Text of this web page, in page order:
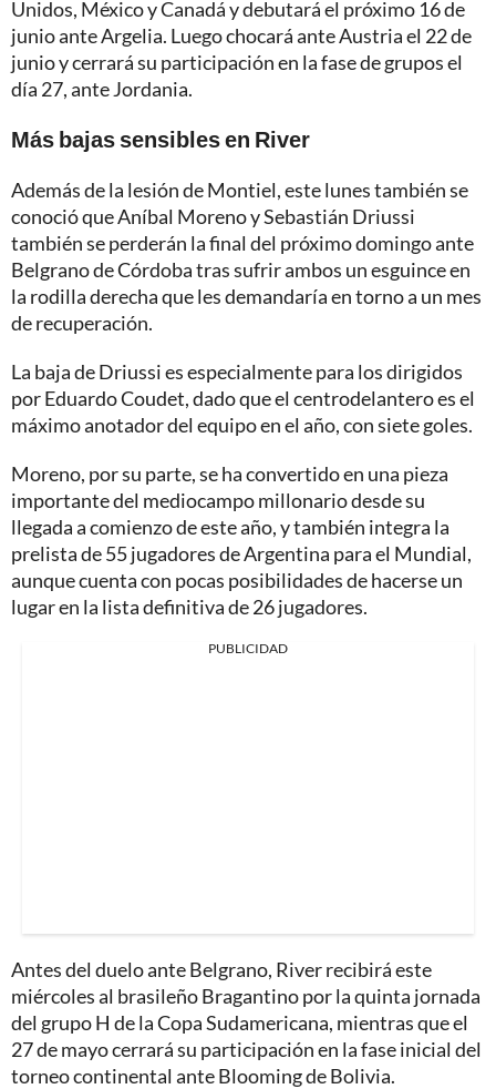
Unidos, México y Canadá y debutará el próximo 16 de
junio ante Argelia. Luego chocará ante Austria el 22 de
junio y cerrará su participación en la fase de grupos el
día 27, ante Jordania.
Más bajas sensibles en River
Además de la lesión de Montiel, este lunes también se
conoció que Aníbal Moreno y Sebastián Driussi
también se perderán la final del próximo domingo ante
Belgrano de Córdoba tras sufrir ambos un esguince en
la rodilla derecha que les demandaría en torno a un mes
de recuperación.
La baja de Driussi es especialmente para los dirigidos
por Eduardo Coudet, dado que el centrodelantero es el
máximo anotador del equipo en el año, con siete goles.
Moreno, por su parte, se ha convertido en una pieza
importante del mediocampo millonario desde su
llegada a comienzo de este año, y también integra la
prelista de 55 jugadores de Argentina para el Mundial,
aunque cuenta con pocas posibilidades de hacerse un
lugar en la lista definitiva de 26 jugadores.
PUBLICIDAD
Antes del duelo ante Belgrano, River recibirá este
miércoles al brasileño Bragantino por la quinta jornada
del grupo H de la Copa Sudamericana, mientras que el
27 de mayo cerrará su participación en la fase inicial del
torneo continental ante Blooming de Bolivia.